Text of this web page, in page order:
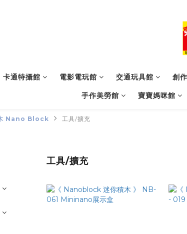
卡通特攝館 電影電玩館 交通玩具館 創
手作美勞館 寶寶媽咪館
Nano Block 工具/擴充
工具/擴充